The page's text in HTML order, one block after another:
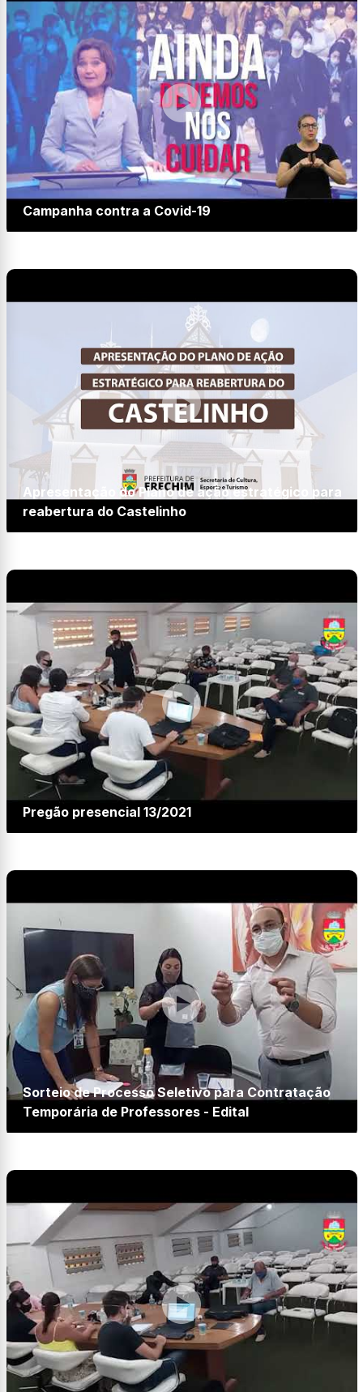
Campanha contra a Covid-19
Apresentação do Plano de ação estratégico para
reabertura do Castelinho
Pregão presencial 13/2021
Sorteio de Processo Seletivo para Contratação
Temporária de Professores - Edital